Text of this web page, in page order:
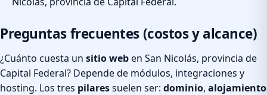
Preguntas frecuentes (costos y alcance)
¿Cuánto cuesta un sitio weben San Nicolás, provincia de
Capital Federal? Depende de módulos, integraciones y
hosting. Los tres pilaressuelen ser: dominio, alojamiento